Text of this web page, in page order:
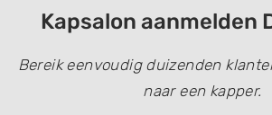
Kapsalon aanmelden
Bereik eenvoudig duizenden
naar een kapper.